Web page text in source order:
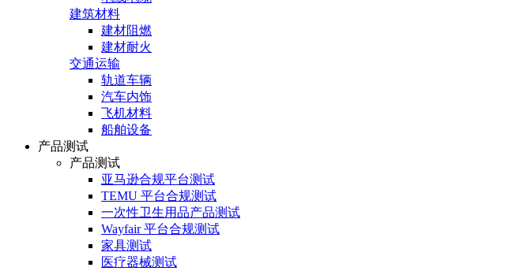
建筑材料
建材阻燃
建材耐火
交通运输
轨道车辆
汽车内饰
飞机材料
船舶设备
产品测试
产品测试
亚马逊合规平台测试
TEMU 平台合规测试
一次性卫生用品产品测试
Wayfair 平台合规测试
家具测试
医疗器械测试